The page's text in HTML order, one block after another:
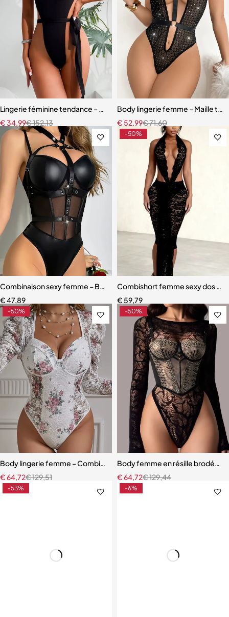
Lingerie féminine tendance – Soutien-gorge modèle tasse, chaînes
€152,13
€34,99
Body lingerie femme – Maille
€71,60
€ 52,99
Combinaison sexy femme – Body ajouré en maille et cuir PU, col
€47,89
-50%
Combishort femme sexy dos nu
€ 59,79
-50%
Body lingerie femme – Combinaison en dentelle élégante avec
€129,51
€64,72
-50%
Body femme en résille brodée
€129,44
€64,72
-53% -6%